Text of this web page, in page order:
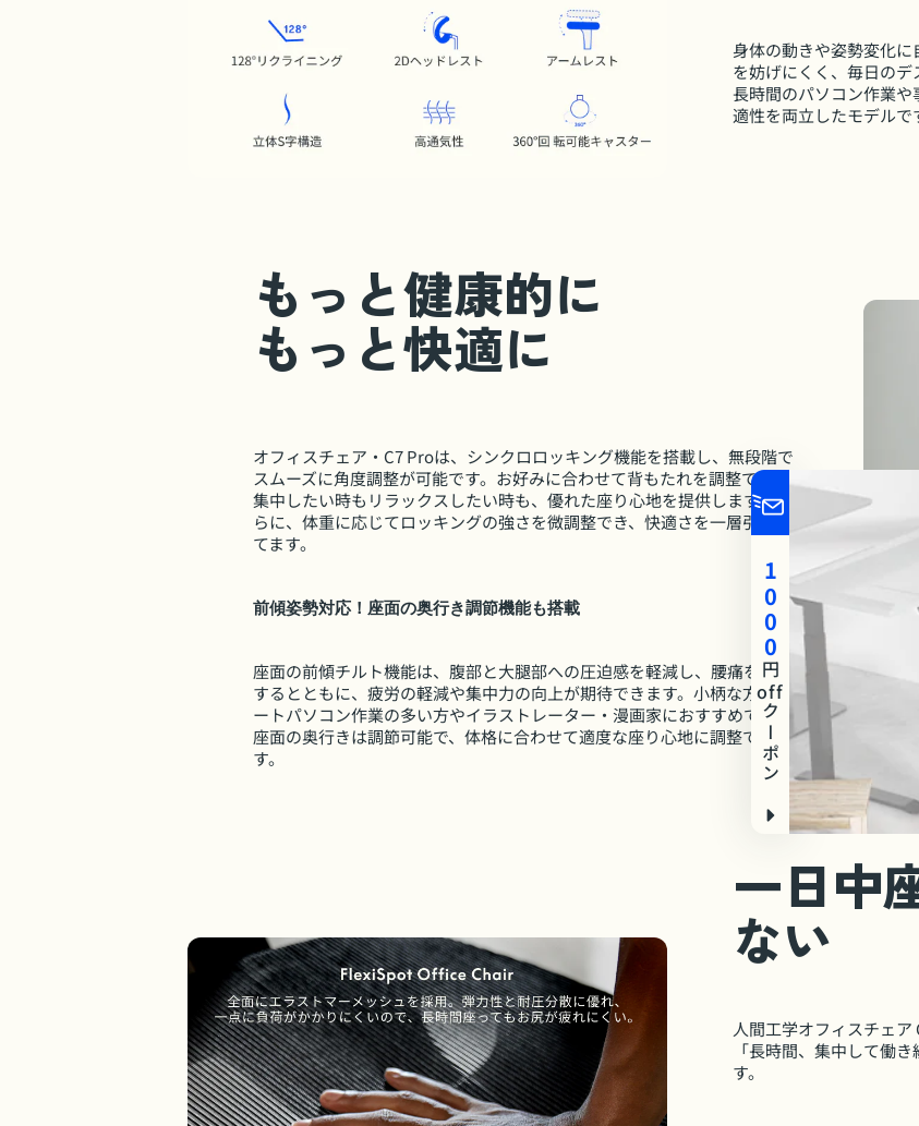
身体の動きや姿勢変化
を妨げにくく、毎日のデ
長時間のパソコン作業
適性を両立したモデルで
もっと健康的に
もっと快適に
オフィスチェア・C7 Proは、シンクロロッキング機能を搭載し、無段階で
スムーズに角度調整が可能です。お好みに合わせて背もたれを調整でき、
集中したい時もリラックスしたい時も、優れた座り心地を提供します。さ
らに、体重に応じてロッキングの強さを微調整でき、快適さを一層引き立
てます。
前傾姿勢対応！座面の奥行き調節機能も搭載
座面の前傾チルト機能は、腹部と大腿部への圧迫感を軽減し、腰痛を防止
するとともに、疲労の軽減や集中力の向上が期待できます。小柄な方、ノ
ートパソコン作業の多い方やイラストレーター・漫画家におすすめです。
座面の奥行きは調節可能で、体格に合わせて適度な座り心地に調整できま
す。
一日中
ない
人間工学オフィスチェア
「長時間、集中して働
す。
1000
円
off
クーポン